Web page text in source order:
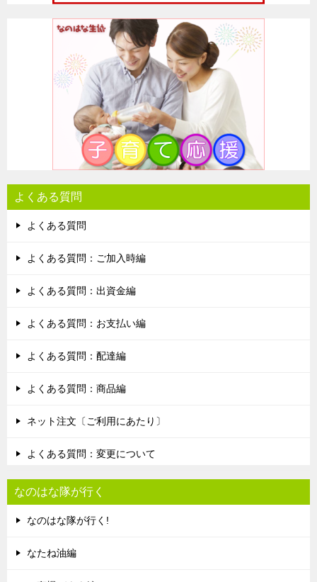
よくある質問
よくある質問
よくある質問：ご加入時編
よくある質問：出資金編
よくある質問：お支払い編
よくある質問：配達編
よくある質問：商品編
ネット注文〔ご利用にあたり〕
よくある質問：変更について
なのはな隊が行く
なのはな隊が行く!
なたね油編